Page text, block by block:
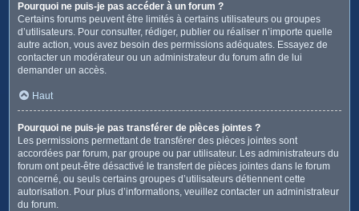
Pourquoi ne puis-je pas accéder à un forum ?
Certains forums peuvent être limités à certains utilisateurs ou groupes
d’utilisateurs. Pour consulter, rédiger, publier ou réaliser n’importe quelle
autre action, vous avez besoin des permissions adéquates. Essayez de
contacter un modérateur ou un administrateur du forum afin de lui
demander un accès.
Haut
Pourquoi ne puis-je pas transférer de pièces jointes ?
Les permissions permettant de transférer des pièces jointes sont
accordées par forum, par groupe ou par utilisateur. Les administrateurs du
forum ont peut-être désactivé le transfert de pièces jointes dans le forum
concerné, ou seuls certains groupes d’utilisateurs détiennent cette
autorisation. Pour plus d’informations, veuillez contacter un administrateur
du forum.